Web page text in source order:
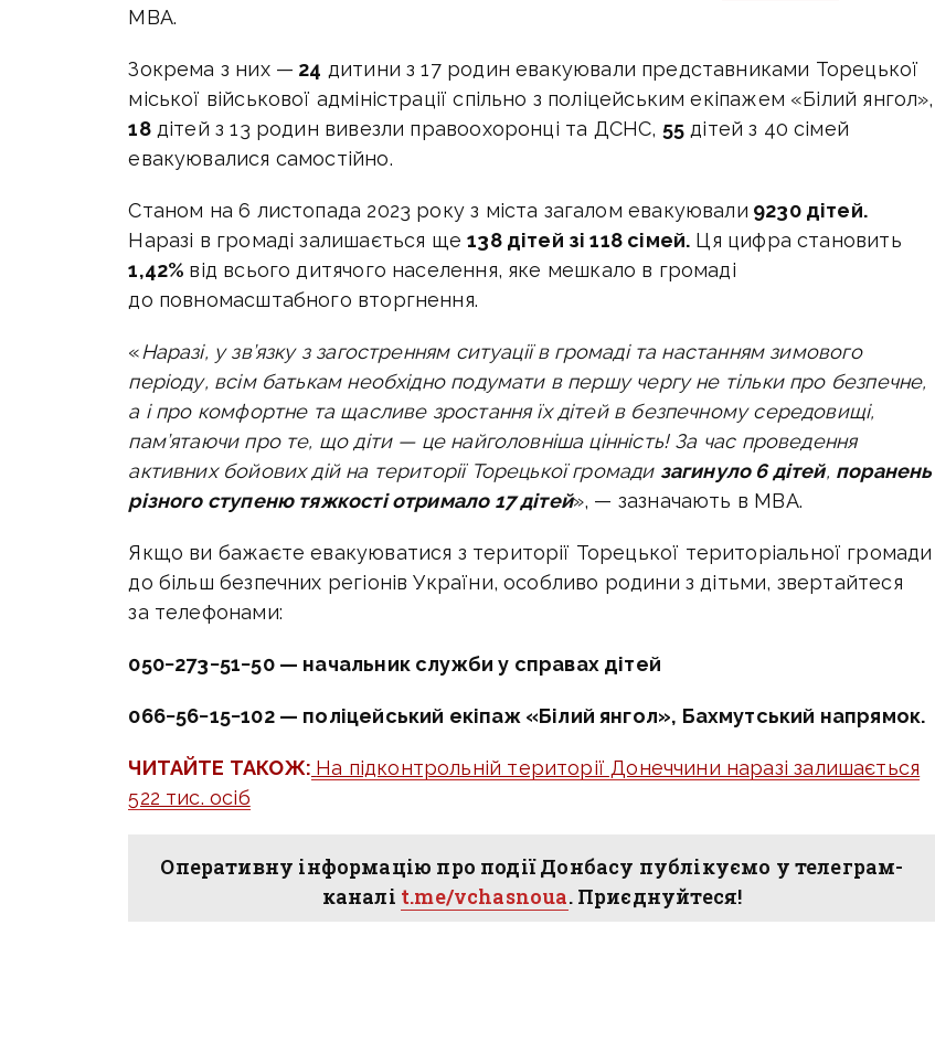
МВА.
Зокрема з них — 24 дитини з 17 родин евакуювали представниками Торецької
міської військової адміністрації спільно з поліцейським екіпажем «Білий янгол»,
18дітей з 13 родин вивезли правоохоронці та ДСНС, 55дітей з 40 сімей
евакуювалися самостійно.
Станом на 6 листопада 2023 року з міста загалом евакуювали 9230 дітей.
Наразі в громаді залишається ще138 дітей зі 118 сімей. Ця цифра становить
1,42% від всього дитячого населення, яке мешкало в громаді
до повномасштабного вторгнення.
«Наразі, у зв’язку з загостренням ситуації в громаді та настанням зимового
періоду, всім батькам необхідно подумати в першу чергу не тільки про безпечне,
а і про комфортне та щасливе зростання їх дітей в безпечному середовищі,
пам’ятаючи про те, що діти — це найголовніша цінність! За час проведення
активних бойових дій на території Торецької громади загинуло 6 дітей, поранень
різного ступеню тяжкості отримало 17 дітей», — зазначають в МВА.
Якщо ви бажаєте евакуюватися з території Торецької територіальної громади
до більш безпечних регіонів України, особливо родини з дітьми, звертайтеся
за телефонами:
050−273−51−50 — начальник служби у справах дітей
066−56−15−102 — поліцейський екіпаж «Білий янгол», Бахмутський напрямок.
ЧИТАЙТЕ ТАКОЖ: На підконтрольній території Донеччини наразі залишається
522 тис. осіб
Оперативну інформацію про події Донбасу публікуємо у телеграм-
каналі t.me/vchasnoua. Приєднуйтеся!